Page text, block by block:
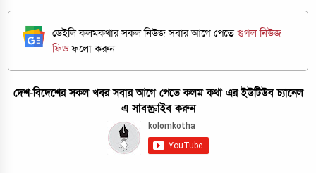
ডেইলি কলমকথার সকল নিউজ সবার আগে পেতেগুগল নিউজ
ফিডফলো করুন
দেশ-বিদেশের সকল খবর সবার আগে পেতে কলম কথা এর ইউটিউব চ্যানেল
এ সাবস্ক্রাইব করুন